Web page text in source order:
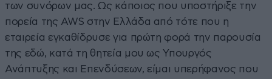
των συνόρων μας. Ως κάποιος που υποστήριξε την
πορεία της AWS στην Ελλάδα από τότε που η
εταιρεία εγκαθίδρυσε για πρώτη φορά την παρουσία
της εδώ, κατά τη θητεία μου ως Υπουργός
Ανάπτυξης και Επενδύσεων, είμαι υπερήφανος που